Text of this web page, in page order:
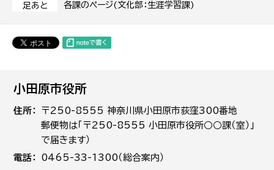
足あと 各課のページ(文化部：生涯学習課)
小田原市役所
住所
〒250-8555 神奈川県小田原市荻窪300番地
郵便物は「〒250-8555 小田原市役所○○課（室）」
で届きます）
電話
0465-33-1300（総合案内）